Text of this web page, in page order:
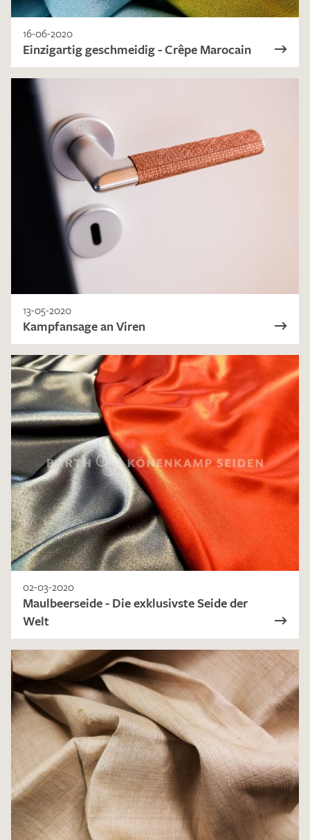
16-06-2020
Einzigartig geschmeidig - Crêpe Marocain
13-05-2020
Kampfansage an Viren
02-03-2020
Maulbeerseide - Die exklusivste Seide der
Welt